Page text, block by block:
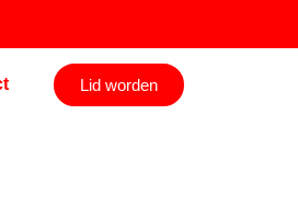
Lid worden